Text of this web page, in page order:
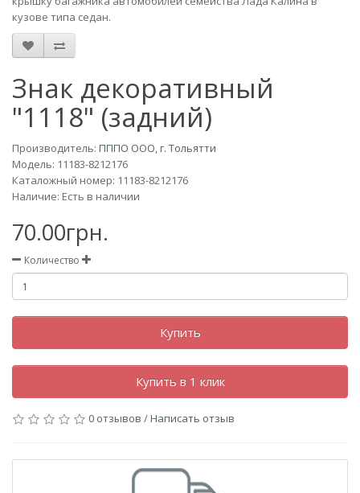
кузове типа седан.
Знак декоративный
"1118" (задний)
Производитель: ПППО ООО, г. Тольятти
Модель: 11183-8212176
Каталожный номер: 11183-8212176
Наличие: Есть в наличии
70.00грн.
Количество
Купить
Купить в 1 клик
0 отзывов /Написать отзыв